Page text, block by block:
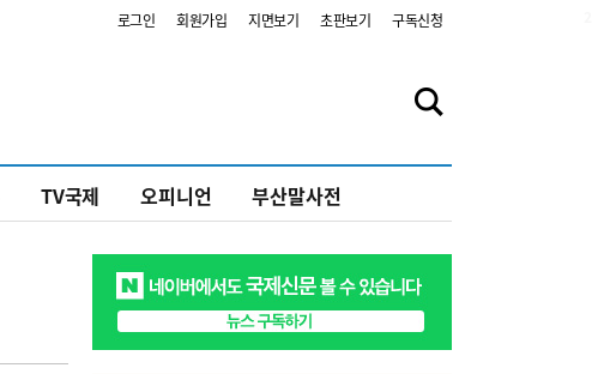
로그인 회원가입 지면보기 초판보기 구독신청
TV국제 오피니언 부산말사전